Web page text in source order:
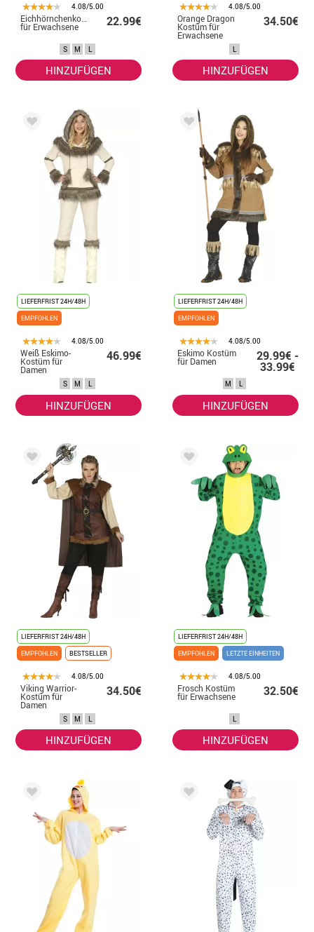
4.08/5.00
Eichhörnchenkostüm
für Erwachsene 22.99€
S M L
HINZUFÜGEN
4.08/5.00
Orange Dragon
Kostüm für
Erwachsene
34.50€
L
HINZUFÜGEN
LIEFERFRIST 24H/48H
EMPFOHLEN
4.08/5.00
Weiß Eskimo-
Kostüm für
Damen
46.99€
S M L
HINZUFÜGEN
LIEFERFRIST 24H/48H
EMPFOHLEN
4.08/5.00
Eskimo Kostüm
für Damen 29.99€ -
33.99€
M L
HINZUFÜGEN
LIEFERFRIST 24H/48H
EMPFOHLEN
BESTSELLER
4.08/5.00
Viking Warrior-
Kostüm für
Damen
34.50€
S M L
HINZUFÜGEN
LIEFERFRIST 24H/48H
EMPFOHLEN
LETZTE EINHEITEN
4.08/5.00
Frosch Kostüm
für Erwachsene 32.50€
L
HINZUFÜGEN